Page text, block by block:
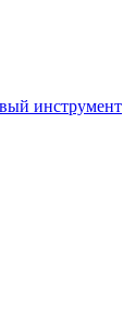
инструмент